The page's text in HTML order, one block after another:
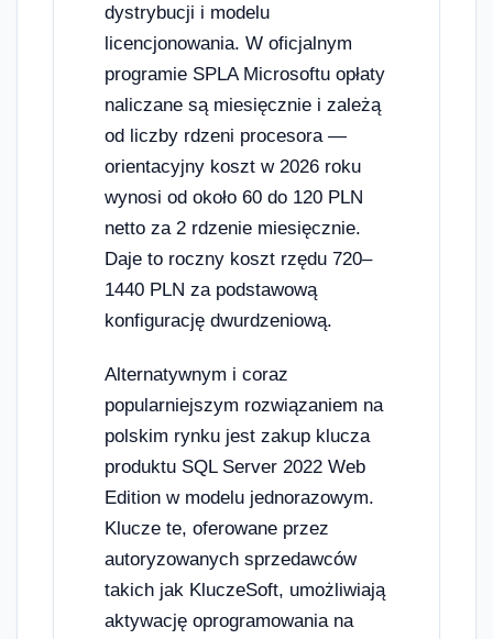
dystrybucji i modelu
licencjonowania. W oficjalnym
programie SPLA Microsoftu opłaty
naliczane są miesięcznie i zależą
od liczby rdzeni procesora —
orientacyjny koszt w 2026 roku
wynosi od około 60 do 120 PLN
netto za 2 rdzenie miesięcznie.
Daje to roczny koszt rzędu 720–
1440 PLN za podstawową
konfigurację dwurdzeniową.
Alternatywnym i coraz
popularniejszym rozwiązaniem na
polskim rynku jest zakup klucza
produktu SQL Server 2022 Web
Edition w modelu jednorazowym.
Klucze te, oferowane przez
autoryzowanych sprzedawców
takich jak KluczeSoft, umożliwiają
aktywację oprogramowania na